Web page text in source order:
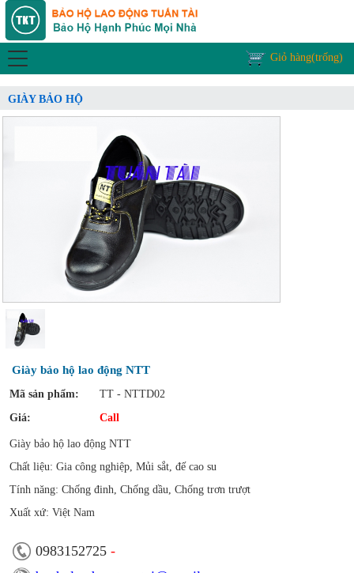
Giỏ hàng(trống)
GIÀY BẢO HỘ
Giày bảo hộ lao động NTT
Mã sản phẩm:
TT - NTTD02
Giá:
Call
Giày bảo hộ lao động NTT
Chất liệu: Gia công nghiệp, Mủi sắt, đế cao su
Tính năng: Chống đinh, Chống dầu, Chống trơn trượt
Xuất xứ: Việt Nam
0983152725 -